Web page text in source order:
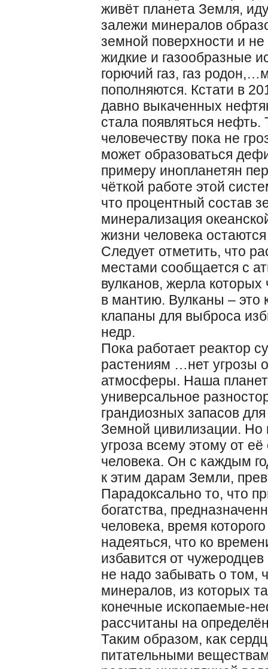
живёт планета Земля,
залежи минералов
земной поверхности и
жидкие и газообразные
горючий газ, газ
пополняются. Кстати в
давно выкаченных
стала появляться нефть.
человечеству пока не
может образоваться
примеру инопланетян
чёткой работе этой
что процентный состав
минерализация
жизни человека
Следует отметить, что
местами сообщается с
вулканов, жерла
в мантию. Вулканы – это
клапаны для выброса
недр.
Пока работает реактор
растениям …нет угрозы
атмосферы. Наша
универсальное
грандиозных запасов
Земной цивилизации. Но
угроза всему этому от
человека. Он с каждым
к этим дарам Земли,
Парадоксально то, что
богатства,
человека, время
надеяться, что ко
избавится от
не надо забывать о том,
минералов, из которых
конечные ископаемые-
рассчитаны на
Таким образом, как
питательными